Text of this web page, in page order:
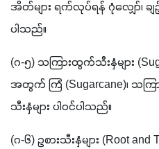
အိတ်များ ရက်လုပ်ရန် ဂုံလျှော်၊
ပါသည်။
(ဂ-၅) သကြားထွက်သီးနှံများ
အတွက် ကြံ (Sugarcane)၊ သကြ
သီးနှံများ ပါဝင်ပါသည်။
(ဂ-၆) ဥစားသီးနှံများ (Root